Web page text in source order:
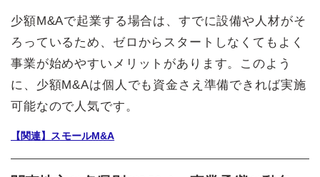
少額M&Aで起業する場合は、すでに設備や人材がそ
ろっているため、ゼロからスタートしなくてもよく
事業が始めやすいメリットがあります。このよう
に、少額M&Aは個人でも資金さえ準備できれば実施
可能なので人気です。
【関連】スモールM&A